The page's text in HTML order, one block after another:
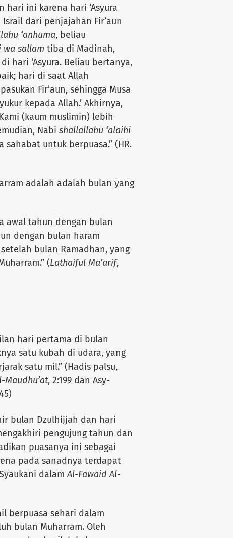
hari ini karena hari ‘Asyura
dari penjajahan Fir’aun
‘anhuma, beliau
wa sallam tiba di Madinah,
hari ‘Asyura. Beliau bertanya,
hari di saat Allah
Fir’aun, sehingga Musa
kepada Allah.’ Akhirnya,
(kaum muslimin) lebih
Nabi shallallahu ‘alaihi
untuk berpuasa.” (HR.
adalah adalah bulan yang
awal tahun dengan bulan
dengan bulan haram
bulan Ramadhan, yang
(Lathaiful Ma’arif,
hari pertama di bulan
satu kubah di udara, yang
satu mil.” (Hadis palsu,
Maudhu’at, 2:199 dan Asy-
bulan Dzulhijjah dan hari
pengujung tahun dan
puasanya ini sebagai
pada sanadnya terdapat
dalamAl-Fawaid Al-
berpuasa sehari dalam
bulan Muharram. Oleh